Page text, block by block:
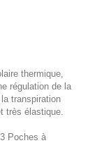
thermique,
régulation de la
transpiration
très élastique.
Poches à